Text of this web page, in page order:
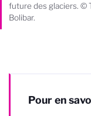
future des glaciers. ©
Bolibar.
Pour en